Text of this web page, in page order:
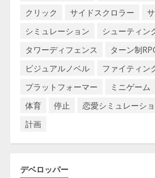
クリック
サイドスクロラー
シミュレーション
シューティン
タワーディフェンス
ターン制
ビジュアルノベル
ファイティン
プラットフォーマー
ミニゲーム
体育
停止 恋愛シミュレーシ
計画
デベロッパー